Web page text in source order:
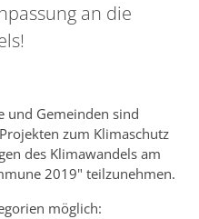
an die
und Gemeinden sind
zum Klimaschutz
des Klimawandels am
2019" teilzunehmen.
möglich: